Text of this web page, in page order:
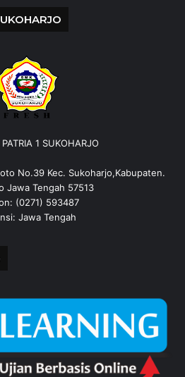
1 SUKOHARJO
No.39 Kec. Sukoharjo,Kabupaten.
Jawa Tengah 57513
(0271) 593487
Jawa Tengah